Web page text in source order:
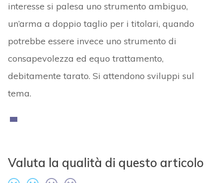
interesse si palesa uno strumento ambiguo,
un’arma a doppio taglio per i titolari, quando
potrebbe essere invece uno strumento di
consapevolezza ed equo trattamento,
debitamente tarato. Si attendono sviluppi sul
tema.
Valuta la qualità di questo articolo